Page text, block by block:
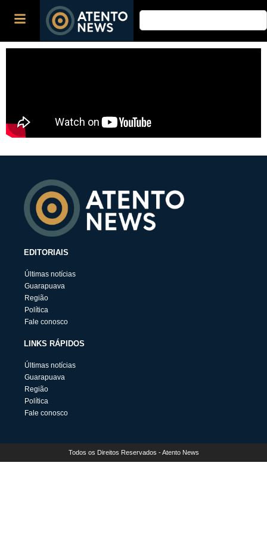
EDITORIAIS
Últimas notícias
Guarapuava
Região
Política
Fale conosco
LINKS RÁPIDOS
Últimas notícias
Guarapuava
Região
Política
Fale conosco
Todos os Direitos Reservados - Atento News